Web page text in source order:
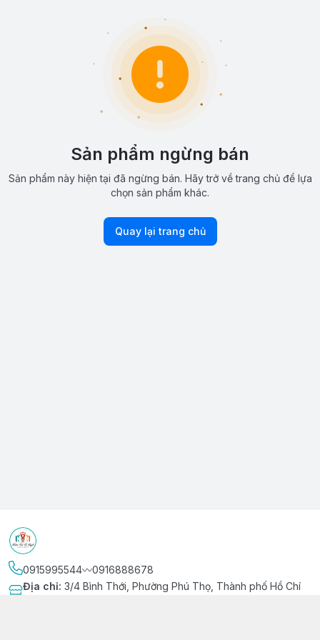
Sản phẩm ngừng bán
Sản phẩm này hiện tại đã ngừng bán. Hãy trở về trang chủ để lựa
chọn sản phẩm khác.
Quay lại trang chủ
0915995544〰️0916888678
Địa chỉ: 3/4 Bình Thới, Phường Phú Thọ, Thành phố Hồ Chí